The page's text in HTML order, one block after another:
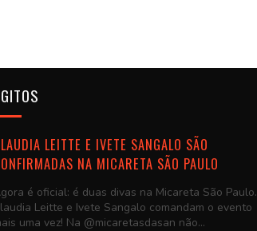
LEITTE E IVETE SANGALO SÃO
NA MICARETA SÃO PAULO
é oficial: é duas divas na Micareta São Paulo.
Leitte e Ivete Sangalo comandam o evento
uma vez! Na @micaretasdasan não...